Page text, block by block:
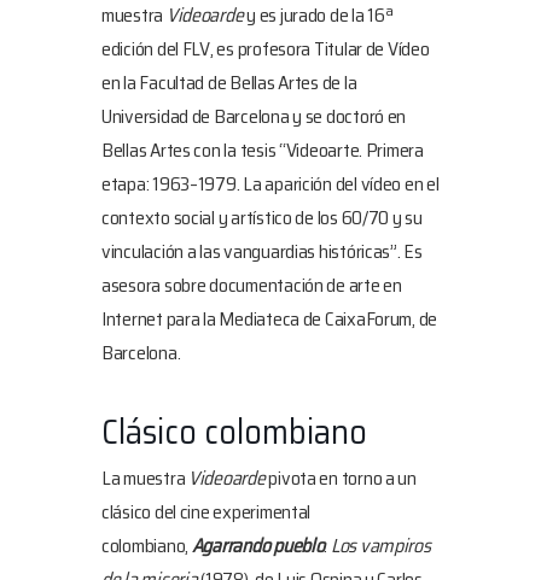
muestra Videoardey es jurado de la 16ª
edición del FLV, es profesora Titular de Vídeo
en la Facultad de Bellas Artes de la
Universidad de Barcelona y se doctoró en
Bellas Artes con la tesis “Videoarte. Primera
etapa: 1963–1979. La aparición del vídeo en el
contexto social y artístico de los 60/70 y su
vinculación a las vanguardias históricas”. Es
asesora sobre documentación de arte en
Internet para la Mediateca de CaixaForum, de
Barcelona.
Clásico colombiano
La muestra Videoardepivota en torno a un
clásico del cine experimental
colombiano,Agarrando pueblo.Los vampiros